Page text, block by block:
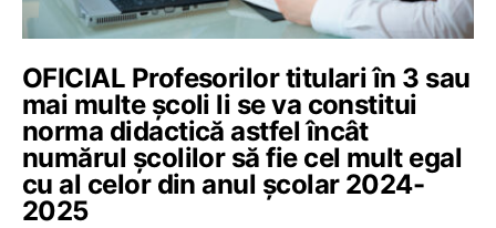
OFICIAL Profesorilor titulari în 3 sau
mai multe școli li se va constitui
norma didactică astfel încât
numărul școlilor să fie cel mult egal
cu al celor din anul școlar 2024-
2025